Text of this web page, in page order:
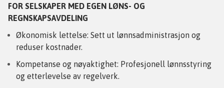
FOR SELSKAPER MED EGEN LØNS- OG
REGNSKAPSAVDELING
Økonomisk lettelse: Sett ut lønnsadministrasjon og
reduser kostnader.
Kompetanse og nøyaktighet: Profesjonell lønnsstyring
og etterlevelse av regelverk.